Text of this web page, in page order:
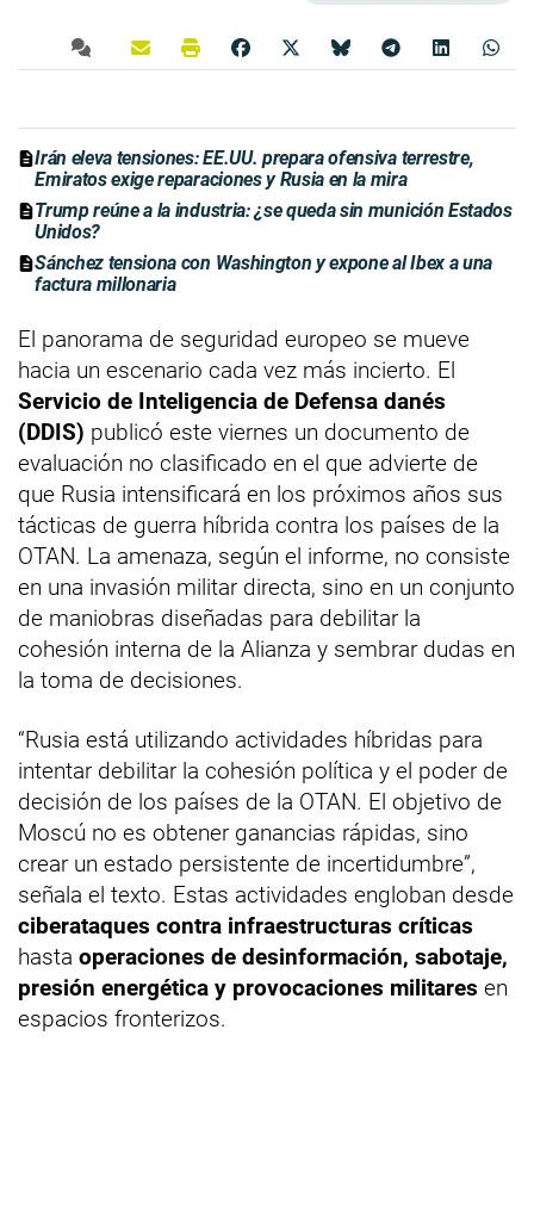
Irán eleva tensiones: EE.UU. prepara ofensiva terrestre,
Emiratos exige reparaciones y Rusia en la mira
Trump reúne a la industria: ¿se queda sin munición Estados
Unidos?
Sánchez tensiona con Washington y expone al Ibex a una
factura millonaria
El panorama de seguridad europeo se mueve
hacia un escenario cada vez más incierto. El
Servicio de Inteligencia de Defensa danés
(DDIS) publicó este viernes un documento de
evaluación no clasificado en el que advierte de
que Rusia intensificará en los próximos años sus
tácticas de guerra híbrida contra los países de la
OTAN. La amenaza, según el informe, no consiste
en una invasión militar directa, sino en un conjunto
de maniobras diseñadas para debilitar la
cohesión interna de la Alianza y sembrar dudas en
la toma de decisiones.
“Rusia está utilizando actividades híbridas para
intentar debilitar la cohesión política y el poder de
decisión de los países de la OTAN. El objetivo de
Moscú no es obtener ganancias rápidas, sino
crear un estado persistente de incertidumbre”,
señala el texto. Estas actividades engloban desde
ciberataques contra infraestructuras críticas
hasta operaciones de desinformación, sabotaje,
presión energética y provocaciones militares en
espacios fronterizos.